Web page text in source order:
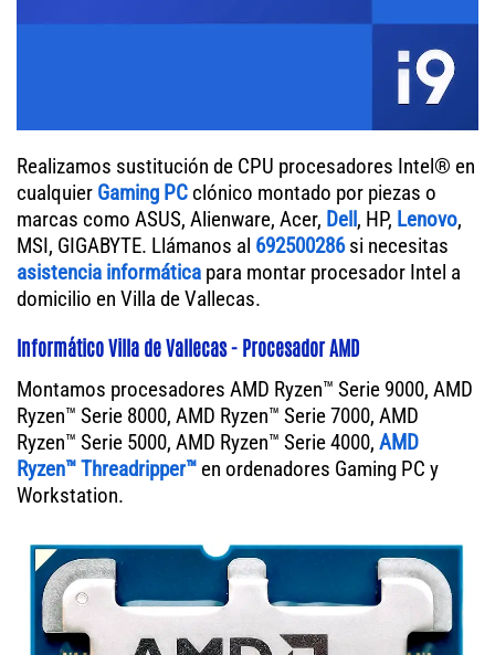
Realizamos sustitución de CPU procesadores Intel® en
cualquier Gaming PC clónico montado por piezas o
marcas como ASUS, Alienware, Acer, Dell, HP, Lenovo,
MSI, GIGABYTE. Llámanos al 692500286si necesitas
asistencia informática para montar procesador Intel a
domicilio en Villa de Vallecas.
Informático Villa de Vallecas - Procesador AMD
Montamos procesadores AMD Ryzen™ Serie 9000, AMD
Ryzen™ Serie 8000, AMD Ryzen™ Serie 7000, AMD
Ryzen™ Serie 5000, AMD Ryzen™ Serie 4000, AMD
Ryzen™ Threadripper™ en ordenadores Gaming PC y
Workstation.